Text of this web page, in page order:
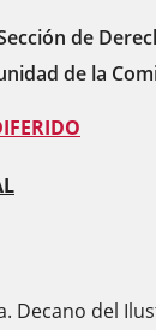
de
de la
Decano del